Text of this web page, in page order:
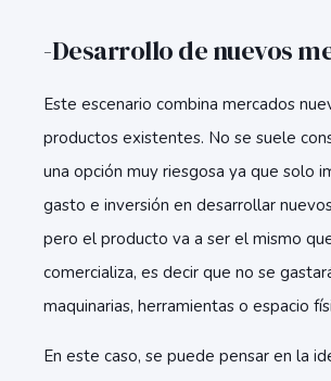
-Desarrollo de nuevos
Este escenario combina mercados
productos existentes. No se suele
una opción muy riesgosa ya que solo
gasto e inversión en desarrollar
pero el producto va a ser el mismo
comercializa, es decir que no se
maquinarias, herramientas o espacio
En este caso, se puede pensar en la